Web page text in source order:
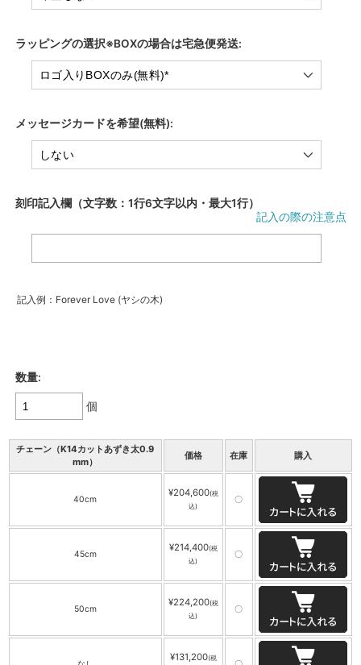
ラッピングの選択※BOXの場合は宅急便発送:
メッセージカードを希望(無料):
刻印記入欄（文字数：1行6文字以内・最大1行）
記入の際の注意点
記入例：Forever Love (ヤシの木)
数量:
個
チェーン（K14カットあずき太0.9
mm）
価格 在庫 購入
40cm
¥204,600(税
込)
〇
45cm
¥214,400(税
込)
〇
50cm
¥224,200(税
込)
〇
¥131,200(税